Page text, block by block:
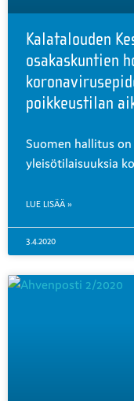
Kalatalouden
osakaskuntien
poikkeustilan
Suomen hallitus
yleisötilaisuuksia
LUE LISÄÄ »
3.4.2020